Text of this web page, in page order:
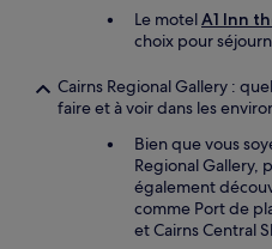
Le motelA1 Inn
choix pour
Cairns Regional Gallery :
faire et à voir dans les
Bien que vous
Regional Gallery,
également
comme Port de
et Cairns Central